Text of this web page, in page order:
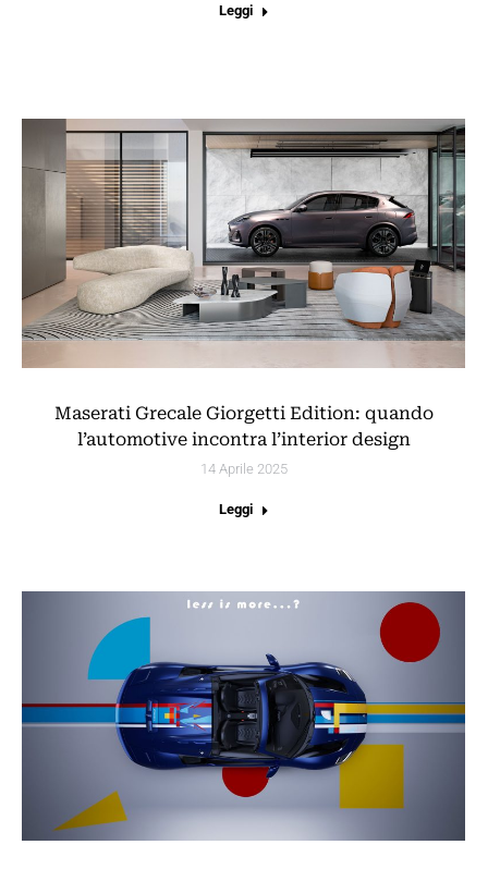
Leggi
Maserati Grecale Giorgetti Edition: quando
l’automotive incontra l’interior design
14 Aprile 2025
Leggi